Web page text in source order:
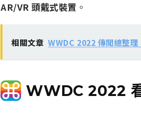
AR/VR 頭戴式裝置 。
相關文章 WWDC 2022 傳聞總整
WWDC 2022